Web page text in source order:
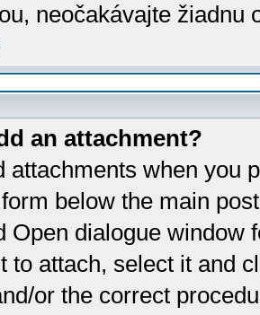
neočakávajte žiadnu
an attachment?
attachments when you
below the main
Open dialogue window
to attach, select it and
or the correct